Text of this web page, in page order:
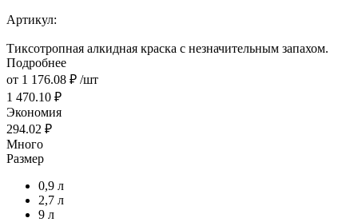
Артикул:
Тиксотропная алкидная краска с незначительным запахом.
Подробнее
от 1 176.08 ₽ /шт
1 470.10 ₽
Экономия
294.02 ₽
Много
Размер
0,9 л
2,7 л
9 л